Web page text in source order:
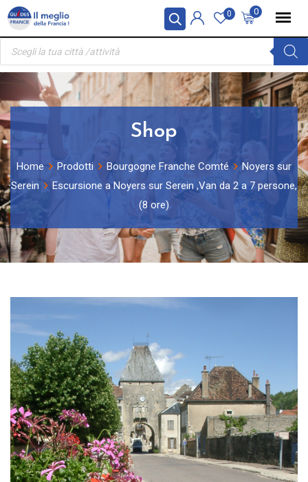
Pannello di gestione dei cookies
Skip
content
0
0
Ricerca
prodotti
Shop
Home Prodotti Bourgogne Franche Comté
Noyers sur
Serein
Escursione a Noyers sur Serein ,Van da 2 a 7 persone,
(8 ore)